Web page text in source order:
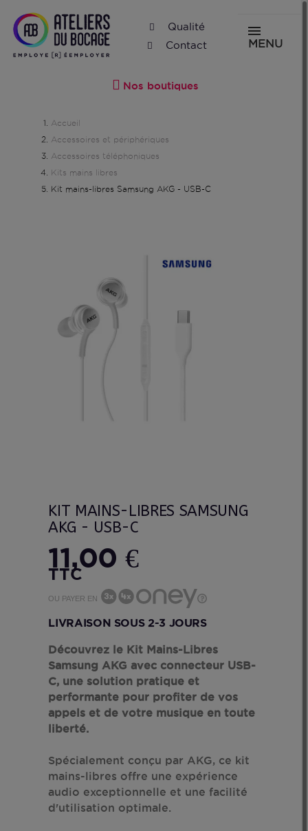
Qualité
Contact
MENU
Nos boutiques
Accueil
Accessoires et périphériques
Accessoires téléphoniques
Kits mains libres
Kit mains-libres Samsung AKG - USB-C
KIT MAINS-LIBRES SAMSUNG
AKG - USB-C
11,00 €
TTC
OU PAYER EN
LIVRAISON SOUS 2-3 JOURS
Découvrez le Kit Mains-Libres
Samsung AKG avec connecteur USB-
C, une solution pratique et
performante pour profiter de vos
appels et de votre musique en toute
liberté.
Spécialement conçu par AKG, ce kit
mains-libres offre une expérience
audio exceptionnelle et une facilité
d'utilisation optimale.